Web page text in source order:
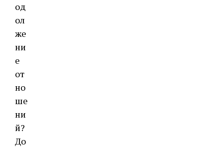
од
ол
же
ни
е
от
но
ше
ни
й?
До